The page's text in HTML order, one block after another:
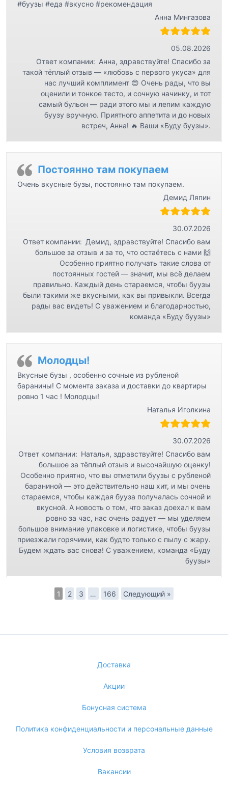
#буузы #еда #вкусно #рекомендация
Анна Мингазова
05.08.2026
Ответ компании: Анна, здравствуйте! Спасибо за
такой тёплый отзыв — «любовь с первого укуса» для
нас лучший комплимент 😍 Очень рады, что вы
оценили и тонкое тесто, и сочную начинку, и тот
самый бульон — ради этого мы и лепим каждую
буузу вручную. Приятного аппетита и до новых
встреч, Анна! 🔥 Ваши «Буду буузы».
Постоянно там покупаем
Очень вкусные бузы, постоянно там покупаем.
Демид Ляпин
30.07.2026
Ответ компании: Демид, здравствуйте! Спасибо вам
большое за отзыв и за то, что остаётесь с нами 🙌
Особенно приятно получать такие слова от
постоянных гостей — значит, мы всё делаем
правильно. Каждый день стараемся, чтобы буузы
были такими же вкусными, как вы привыкли. Всегда
рады вас видеть! С уважением и благодарностью,
команда «Буду буузы»
Молодцы!
Вкусные бузы , особенно сочные из рубленой
баранины! С момента заказа и доставки до квартиры
ровно 1 час ! Молодцы!
Наталья Иголкина
30.07.2026
Ответ компании: Наталья, здравствуйте! Спасибо вам
большое за тёплый отзыв и высочайшую оценку!
Особенно приятно, что вы отметили буузы с рубленой
бараниной — это действительно наш хит, и мы очень
стараемся, чтобы каждая бууза получалась сочной и
вкусной. А новость о том, что заказ доехал к вам
ровно за час, нас очень радует — мы уделяем
большое внимание упаковке и логистике, чтобы буузы
приезжали горячими, как будто только с пылу с жару.
Будем ждать вас снова! С уважением, команда «Буду
буузы»
1 2 3 … 166 Следующий »
Доставка
Акции
Бонусная система
Политика конфиденциальности и персональные данные
Условия возврата
Вакансии